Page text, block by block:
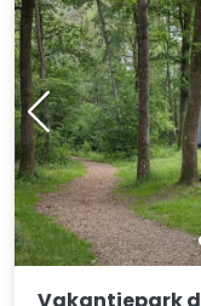
Vakantiepark